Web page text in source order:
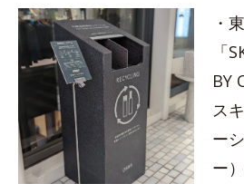
・
「
BY
ス
ー
ー